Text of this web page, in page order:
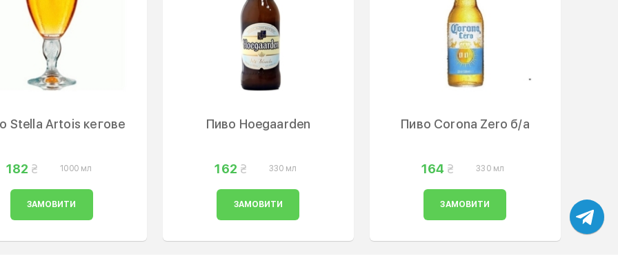
Stella Artois кегове
182 1000 мл
ЗАМОВИТИ
Пиво Hoegaarden
162 330 мл
ЗАМОВИТИ
Пиво Corona Zero б/а
164 330 мл
ЗАМОВИТИ